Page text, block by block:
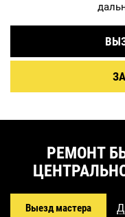
РЕМОНТ
Выезд мастера